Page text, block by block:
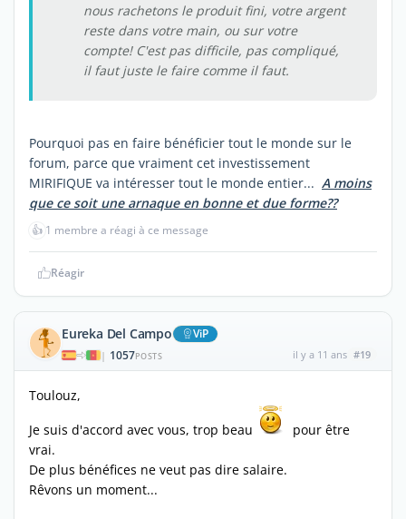
nous rachetons le produit fini, votre argent
reste dans votre main, ou sur votre
compte! C'est pas difficile, pas compliqué,
il faut juste le faire comme il faut.
Pourquoi pas en faire bénéficier tout le monde sur le
forum, parce que vraiment cet investissement
MIRIFIQUE va intéresser tout le monde entier... A moins
que ce soit une arnaque en bonne et due forme??
👍 1 membre a réagi à ce message
Réagir
Eureka Del Campo ViP
| 1057POSTS il y a 11 ans #19
Toulouz,
Je suis d'accord avec vous, trop beau
pour être
vrai.
De plus bénéfices ne veut pas dire salaire.
Rêvons un moment...